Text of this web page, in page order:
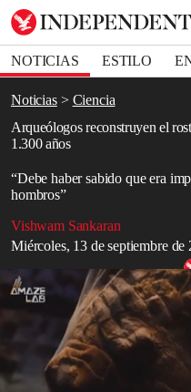
NOTICIAS ESTILO
DEPORTES
Noticias
Ciencia
Arqueólogos reconstruyen el
1.300 años
“Debe haber sabido que era
hombros”
Vishwam Sankaran
Miércoles, 13 de septiembre
Bookmark
Removed from bookmarks
Close popover
Vídeo relacionado:
momificación” en una
Los arqueólogos
mujer anglosajona de 16 años
Unido en el siglo VII con una